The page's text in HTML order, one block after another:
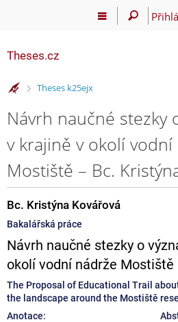
Theses.cz
>
Theses k25ejx
Návrh naučné stezky
v krajině v okolí vodní
Mostiště – Bc.
Bc. Kristýna Kovářová
Bakalářská práce
Návrh naučné stezky o
okolí vodní nádrže Mostiště
The Proposal of Educational Trail
the landscape around the Mostiště
Anotace: